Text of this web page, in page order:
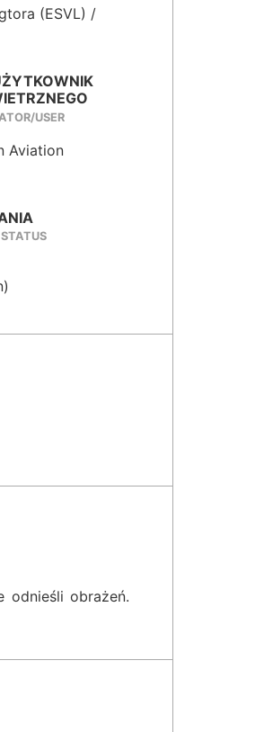
(ESVL) /
USER
Aviation
odnieśli obrażeń.